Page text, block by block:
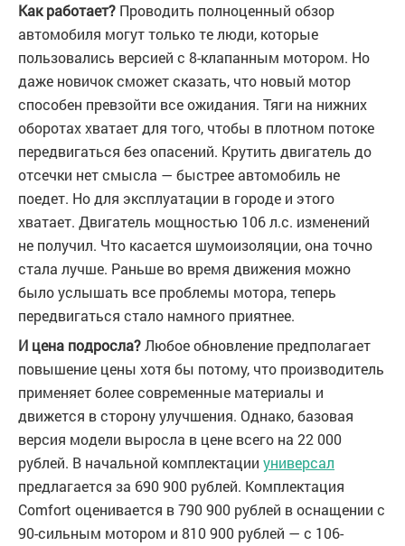
Как работает? Проводить полноценный обзор
автомобиля могут только те люди, которые
пользовались версией с 8-клапанным мотором. Но
даже новичок сможет сказать, что новый мотор
способен превзойти все ожидания. Тяги на нижних
оборотах хватает для того, чтобы в плотном потоке
передвигаться без опасений. Крутить двигатель до
отсечки нет смысла — быстрее автомобиль не
поедет. Но для эксплуатации в городе и этого
хватает. Двигатель мощностью 106 л.с. изменений
не получил. Что касается шумоизоляции, она точно
стала лучше. Раньше во время движения можно
было услышать все проблемы мотора, теперь
передвигаться стало намного приятнее.
И цена подросла?Любое обновление предполагает
повышение цены хотя бы потому, что производитель
применяет более современные материалы и
движется в сторону улучшения. Однако, базовая
версия модели выросла в цене всего на 22 000
рублей. В начальной комплектации универсал
предлагается за 690 900 рублей. Комплектация
Comfort оценивается в 790 900 рублей в оснащении с
90-сильным мотором и 810 900 рублей — с 106-